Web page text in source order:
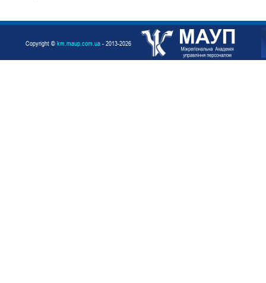
Copyright © km.maup.com.ua - 2013-2026